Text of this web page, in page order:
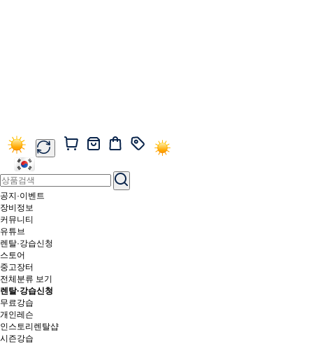
공지·이벤트
장비정보
커뮤니티
유튜브
렌탈·강습신청
스토어
중고장터
전체분류 보기
렌탈·강습신청
무료강습
개인레슨
인스토리렌탈샵
시즌강습